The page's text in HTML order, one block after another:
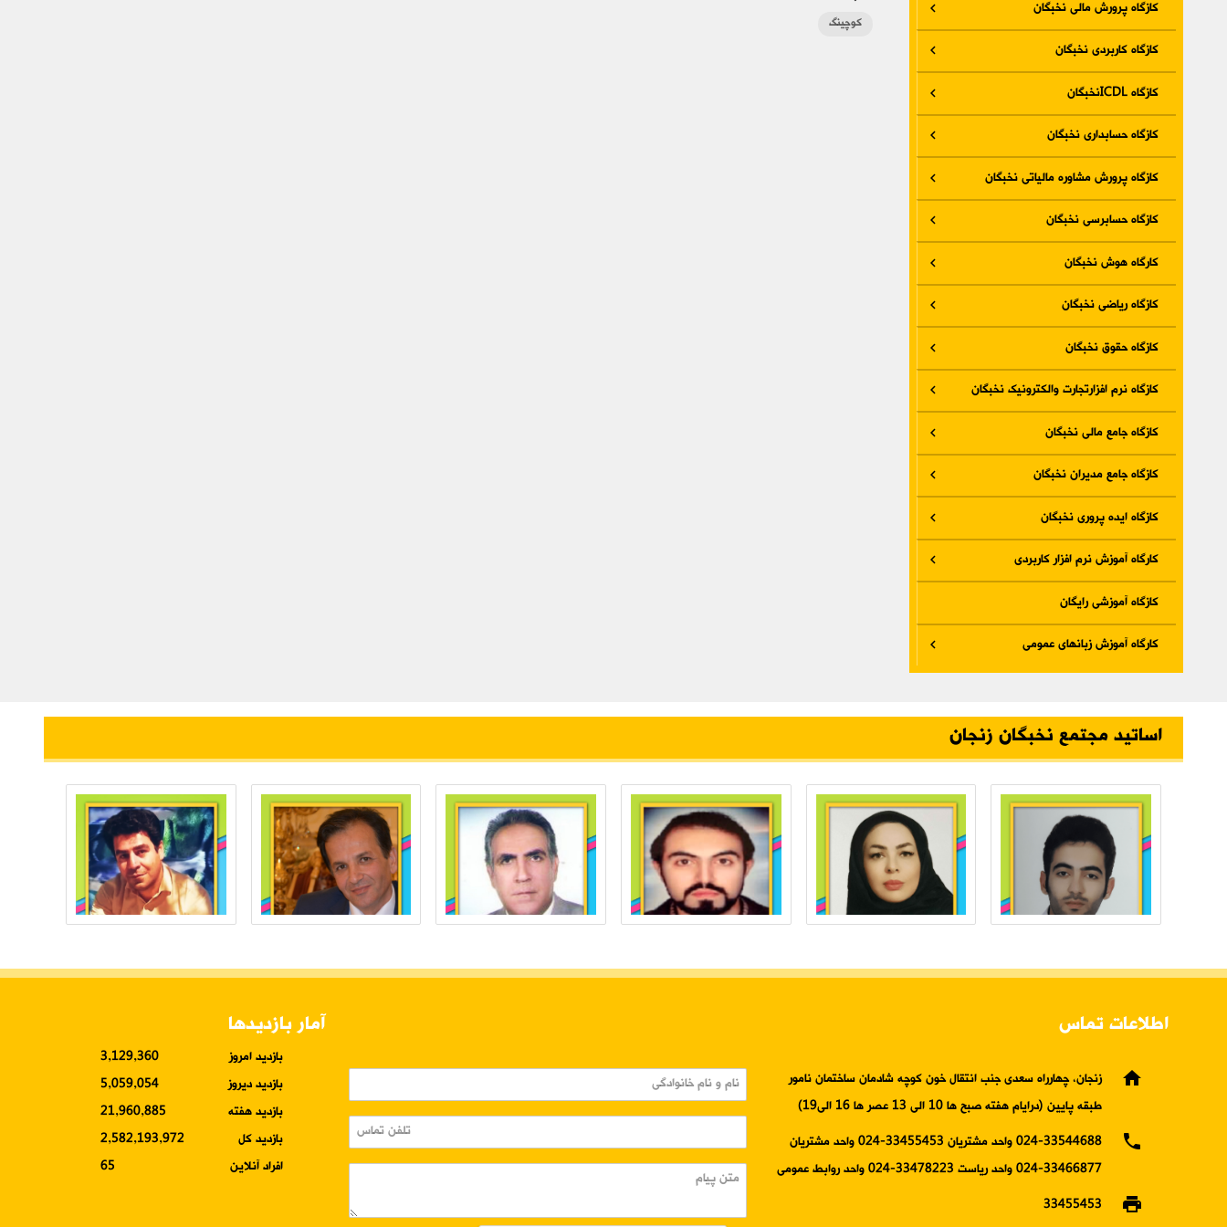
کازگاه پرورش مالی نخبگان
کازگاه کاربردی نخبگان
کازگاه ICDLنخبگان
کازگاه حسابداری نخبگان
کازگاه پرورش مشاوره مالیاتی نخبگان
کازگاه حسابرسی نخبگان
کارگاه هوش نخبگان
کازگاه ریاضی نخبگان
کازگاه حقوق نخبگان
کازگاه نرم افزارتجارت والکترونیک نخبگان
کازگاه جامع مالی نخبگان
کازگاه جامع مدیران نخبگان
کازگاه ایده پروری نخبگان
کارگاه آموزش نرم افزار کاربردی
کازگاه آموزشی رایگان
کارگاه آموزش زبانهای عمومی
کوچینگ
اساتید مجتمع نخبگان زنجان
اطلاعات تماس
home
زنجان، چهارراه سعدی جنب انتقال خون کوچه شادمان ساختمان نامور
طبقه پایین (درایام هفته صبح ها 10 الی 13 عصر ها 16 الی19)
phone
024-33544688 واحد مشتریان 33455453-024 واحد مشتریان
33466877-024 واحد ریاست 33478223-024 واحد روابط عمومی
print
33455453
آمار بازدیدها
بازدید امروز
3,129,360
بازدید دیروز
5,059,054
بازدید هفته
21,960,885
بازدید کل
2,582,193,972
افراد آنلاین
65